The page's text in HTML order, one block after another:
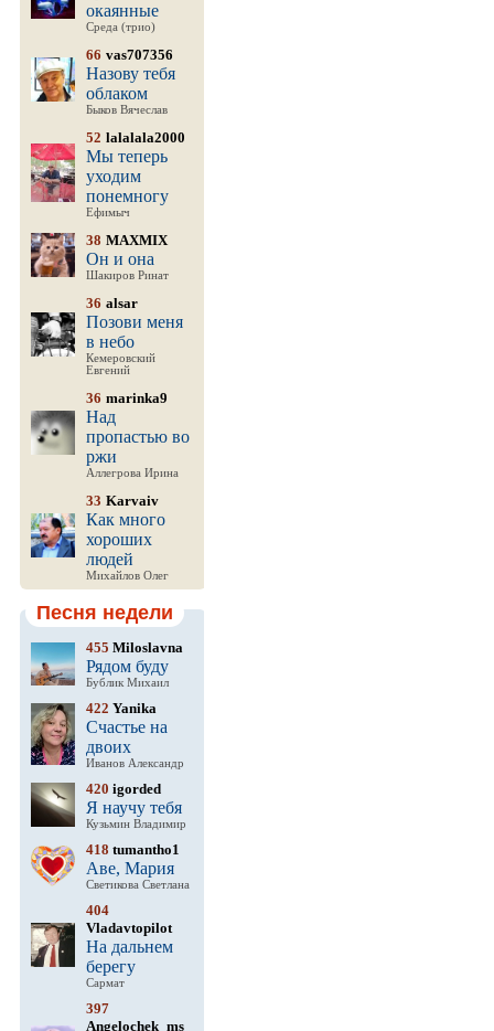
окаянные
Среда (трио)
66 vas707356
Назову тебя
облаком
Быков Вячеслав
52 lalalala2000
Мы теперь
уходим
понемногу
Ефимыч
38 MAXMIX
Он и она
Шакиров Ринат
36 alsar
Позови меня
в небо
Кемеровский
Евгений
36 marinka9
Над
пропастью во
ржи
Аллегрова Ирина
33 Karvaiv
Как много
хороших
людей
Михайлов Олег
Песня недели
455 Miloslavna
Рядом буду
Бублик Михаил
422 Yanika
Счастье на
двоих
Иванов Александр
420 igorded
Я научу тебя
Кузьмин Владимир
418 tumantho1
Аве, Мария
Светикова Светлана
404
Vladavtopilot
На дальнем
берегу
Сармат
397
Angelochek_ms